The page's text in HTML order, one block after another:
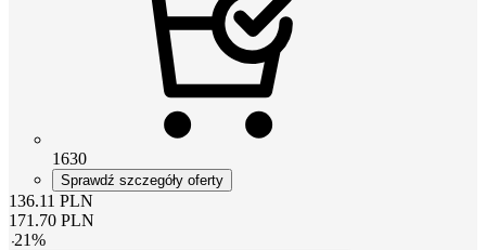
1630
Sprawdź szczegóły oferty
136.11 PLN
171.70 PLN
-21%